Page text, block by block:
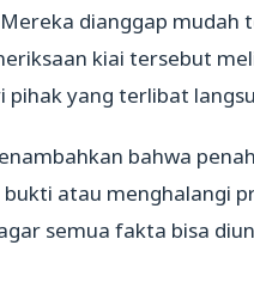
dianggap
kiai tersebut
pihak yang terlibat
bahwa
atau menghalangi
semua fakta bisa